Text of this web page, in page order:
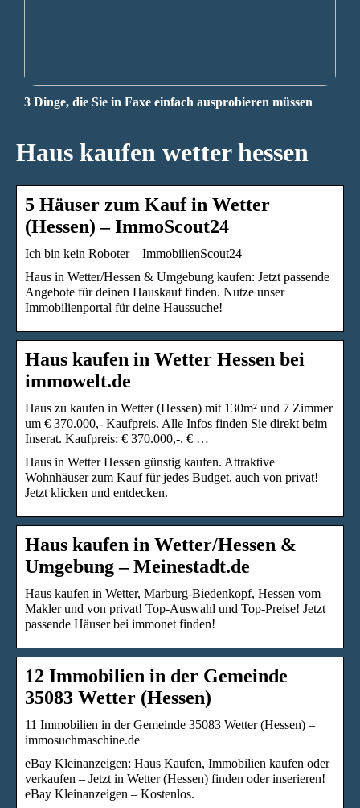
3 Dinge, die Sie in Faxe einfach ausprobieren müssen
Haus kaufen wetter hessen
5 Häuser zum Kauf in Wetter
(Hessen) – ImmoScout24
Ich bin kein Roboter – ImmobilienScout24
Haus in Wetter/Hessen & Umgebung kaufen: Jetzt passende
Angebote für deinen Hauskauf finden. Nutze unser
Immobilienportal für deine Haussuche!
Haus kaufen in Wetter Hessen bei
immowelt.de
Haus zu kaufen in Wetter (Hessen) mit 130m² und 7 Zimmer
um € 370.000,- Kaufpreis. Alle Infos finden Sie direkt beim
Inserat. Kaufpreis: € 370.000,-. € …
Haus in Wetter Hessen günstig kaufen. Attraktive
Wohnhäuser zum Kauf für jedes Budget, auch von privat!
Jetzt klicken und entdecken.
Haus kaufen in Wetter/Hessen &
Umgebung – Meinestadt.de
Haus kaufen in Wetter, Marburg-Biedenkopf, Hessen vom
Makler und von privat! Top-Auswahl und Top-Preise! Jetzt
passende Häuser bei immonet finden!
12 Immobilien in der Gemeinde
35083 Wetter (Hessen)
11 Immobilien in der Gemeinde 35083 Wetter (Hessen) –
immosuchmaschine.de
eBay Kleinanzeigen: Haus Kaufen, Immobilien kaufen oder
verkaufen – Jetzt in Wetter (Hessen) finden oder inserieren!
eBay Kleinanzeigen – Kostenlos.